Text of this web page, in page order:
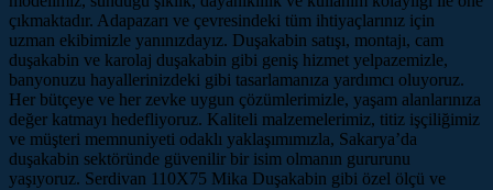
çıkmaktadır. Adapazarı ve çevresindeki tüm ihtiyaçlarınız için
uzman ekibimizle yanınızdayız. Duşakabin satışı, montajı, cam
duşakabin ve karolaj duşakabin gibi geniş hizmet yelpazemizle,
banyonuzu hayallerinizdeki gibi tasarlamanıza yardımcı oluyoruz.
Her bütçeye ve her zevke uygun çözümlerimizle, yaşam alanlarınıza
değer katmayı hedefliyoruz. Kaliteli malzemelerimiz, titiz işçiliğimiz
ve müşteri memnuniyeti odaklı yaklaşımımızla, Sakarya’da
duşakabin sektöründe güvenilir bir isim olmanın gururunu
yaşıyoruz. Serdivan 110X75 Mika Duşakabin gibi özel ölçü ve